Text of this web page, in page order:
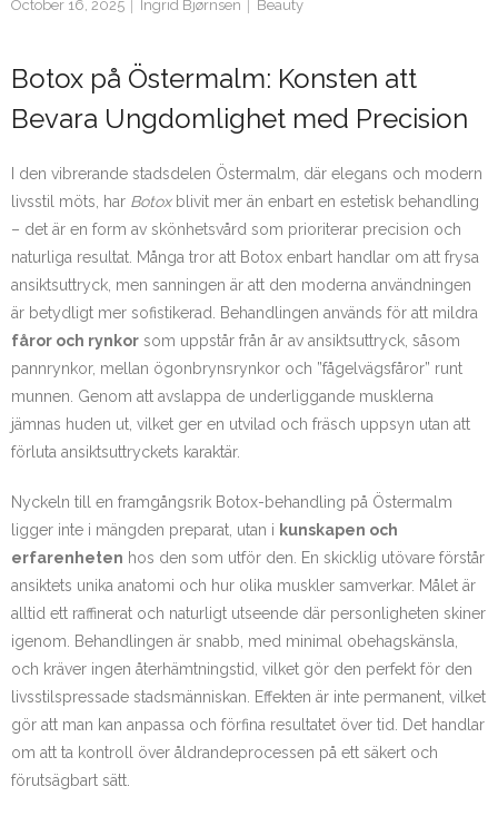
October 16, 2025 Ingrid Bjørnsen Beauty
Botox på Östermalm: Konsten att
Bevara Ungdomlighet med Precision
I den vibrerande stadsdelen Östermalm, där elegans och modern
livsstil möts, har Botoxblivit mer än enbart en estetisk behandling
– det är en form av skönhetsvård som prioriterar precision och
naturliga resultat. Många tror att Botox enbart handlar om att frysa
ansiktsuttryck, men sanningen är att den moderna användningen
är betydligt mer sofistikerad. Behandlingen används för att mildra
fåror och rynkor som uppstår från år av ansiktsuttryck, såsom
pannrynkor, mellan ögonbrynsrynkor och ”fågelvägsfåror” runt
munnen. Genom att avslappa de underliggande musklerna
jämnas huden ut, vilket ger en utvilad och fräsch uppsyn utan att
förluta ansiktsuttryckets karaktär.
Nyckeln till en framgångsrik Botox-behandling på Östermalm
ligger inte i mängden preparat, utan i kunskapen och
erfarenheten hos den som utför den. En skicklig utövare förstår
ansiktets unika anatomi och hur olika muskler samverkar. Målet är
alltid ett raffinerat och naturligt utseende där personligheten skiner
igenom. Behandlingen är snabb, med minimal obehagskänsla,
och kräver ingen återhämtningstid, vilket gör den perfekt för den
livsstilspressade stadsmänniskan. Effekten är inte permanent, vilket
gör att man kan anpassa och förfina resultatet över tid. Det handlar
om att ta kontroll över åldrandeprocessen på ett säkert och
förutsägbart sätt.